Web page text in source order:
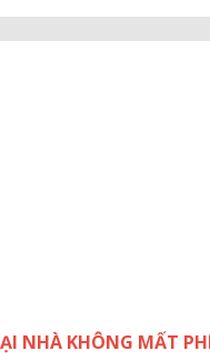
NHÀ KHÔNG MẤT